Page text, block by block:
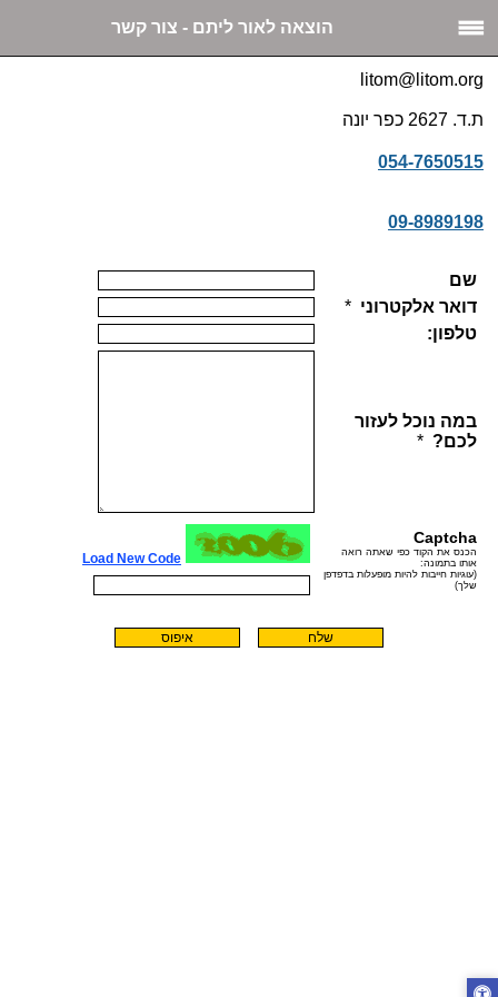
הוצאה לאור ליתם - צור קשר
litom@litom.org
ת.ד. 2627 כפר יונה
054-7650515
09-8989198